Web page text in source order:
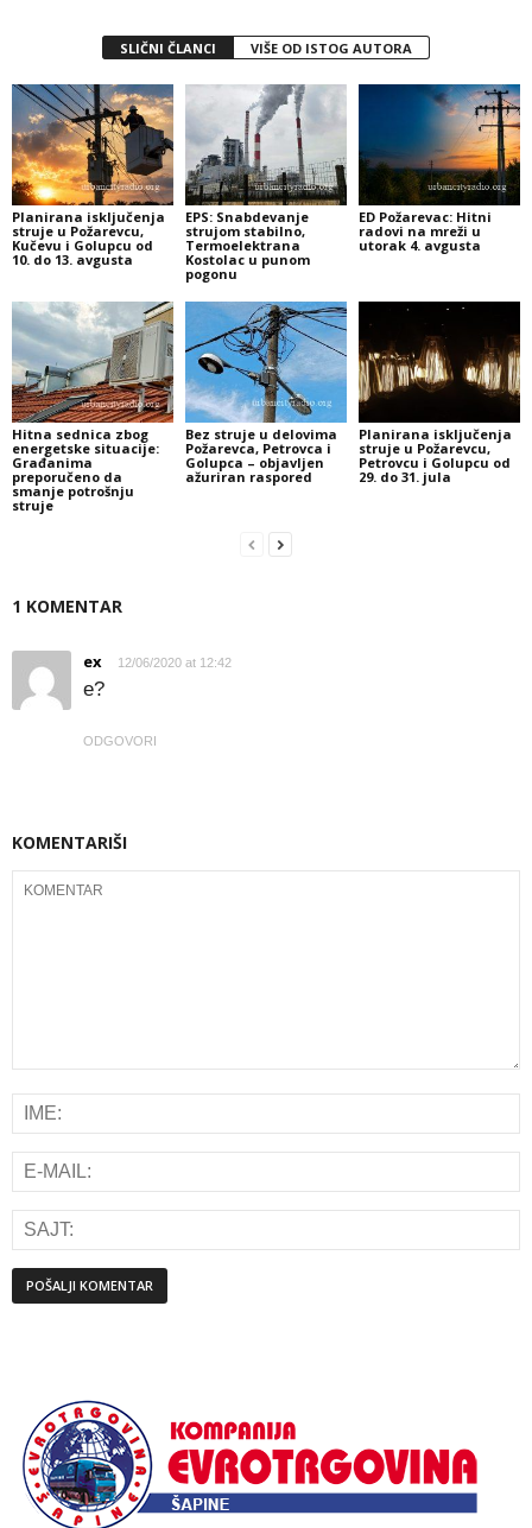
SLIČNI ČLANCI VIŠE OD ISTOG AUTORA
Planirana isključenja
struje u Požarevcu,
Kučevu i Golupcu od
10. do 13. avgusta
EPS: Snabdevanje
strujom stabilno,
Termoelektrana
Kostolac u punom
pogonu
ED Požarevac: Hitni
radovi na mreži u
utorak 4. avgusta
Hitna sednica zbog
energetske situacije:
Građanima
preporučeno da
smanje potrošnju
struje
Bez struje u delovima
Požarevca, Petrovca i
Golupca – objavljen
ažuriran raspored
Planirana isključenja
struje u Požarevcu,
Petrovcu i Golupcu od
29. do 31. jula
1 KOMENTAR
ex 12/06/2020 at 12:42
e?
ODGOVORI
KOMENTARIŠI